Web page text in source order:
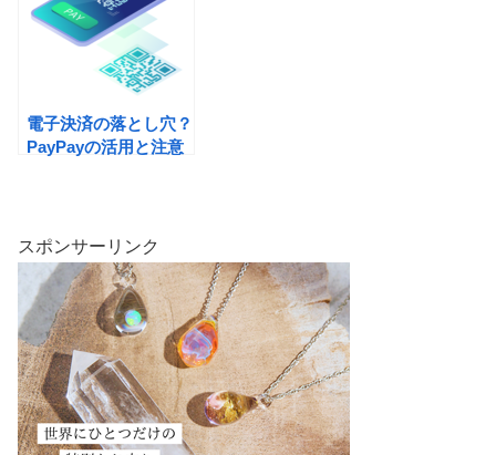
電子決済の落とし穴？
PayPayの活用と注意
スポンサーリンク